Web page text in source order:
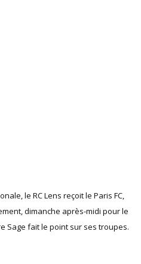
le RC Lens reçoit le Paris FC,
dimanche après-midi pour le
Sage fait le point sur ses troupes.